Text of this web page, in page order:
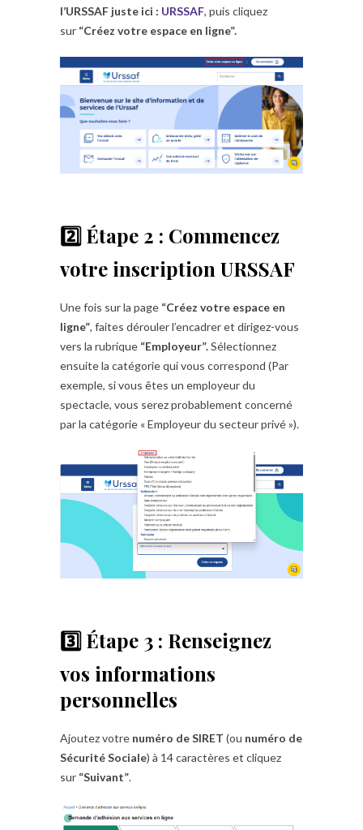
l’URSSAF juste ici : URSSAF, puis cliquez
sur “Créez votre espace en ligne”.
2️⃣ Étape 2 : Commencez
votre inscription URSSAF
Une fois sur la page “Créez votre espace en
ligne”, faites dérouler l’encadrer et dirigez-vous
vers la rubrique “Employeur”.Sélectionnez
ensuite la catégorie qui vous correspond (Par
exemple, si vous êtes un employeur du
spectacle, vous serez probablement concerné
par la catégorie « Employeur du secteur privé »).
3️⃣ Étape 3 : Renseignez
vos informations
personnelles
Ajoutez votre numéro de SIRET (ou numéro de
Sécurité Sociale) à 14 caractères et cliquez
sur “Suivant”.